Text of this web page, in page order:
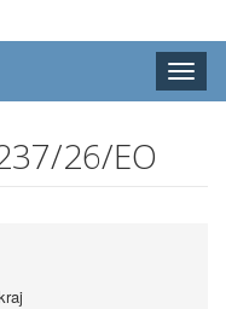
Toggle
26/EO